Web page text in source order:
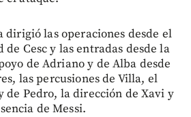
dirigió las operaciones desde el
Cesc y las entradas desde la
de Adriano y de Alba desde
las percusiones de Villa, el
Pedro, la dirección de Xavi y
de Messi.